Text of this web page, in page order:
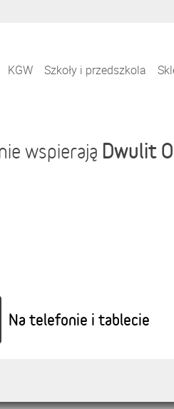
KGW Szkoły i przedszkola
wspierają Dwulit
Na telefonie i tablecie